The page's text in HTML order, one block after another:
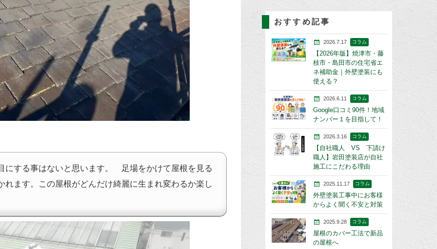
にする事はないと思います。 足場をかけて屋根を見る
れます。この屋根がどんだけ綺麗に生まれ変わるか楽し
おすすめ記事
2026.7.17 コラム
【2026年版】焼津市・藤
枝市・島田市の住宅省エ
ネ補助金｜外壁塗装にも
使える？
2026.6.11 コラム
Google口コミ90件！地域
ナンバー１を目指して！
2026.3.16 コラム
【自社職人 VS 下請け
職人】岩田塗装店が自社
施工にこだわる理由
2025.11.17 コラム
外壁塗装工事中にお客様
からよく聞く不安と対策
2025.9.28 コラム
屋根のカバー工法で新品
の屋根へ